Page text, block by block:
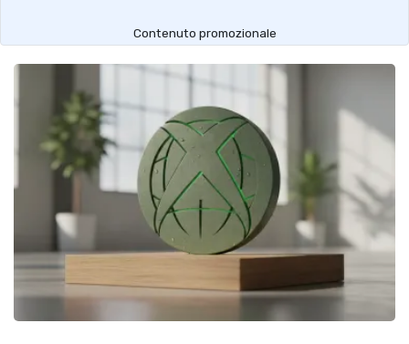
Contenuto promozionale